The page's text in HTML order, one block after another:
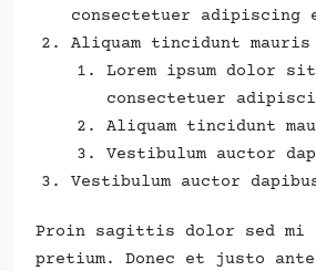
consectetuer
Aliquam tincidunt
Lorem ipsum dolor
consectetuer
Aliquam tincidunt
Vestibulum auctor
Vestibulum auctor
Proin sagittis dolor sed mi
pretium. Donec et justo